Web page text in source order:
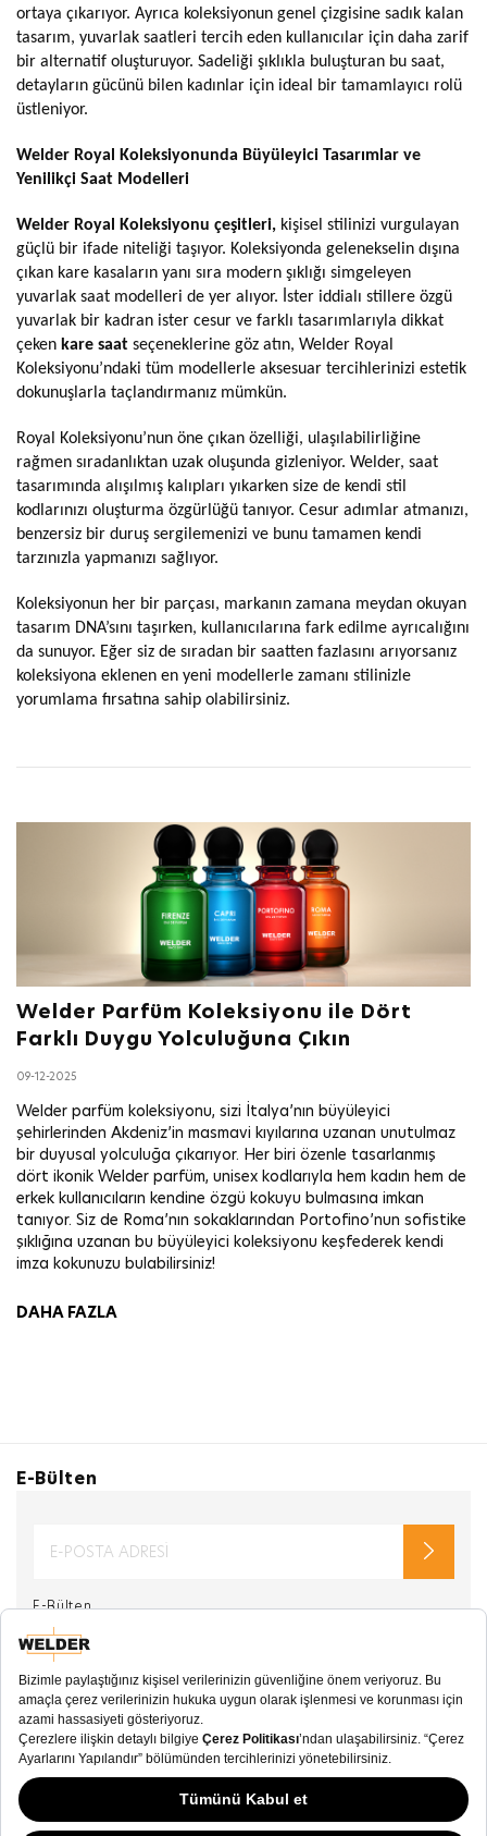
ortaya çıkarıyor. Ayrıca koleksiyonun genel çizgisine sadık kalan
tasarım, yuvarlak saatleri tercih eden kullanıcılar için daha zarif
bir alternatif oluşturuyor. Sadeliği şıklıkla buluşturan bu saat,
detayların gücünü bilen kadınlar için ideal bir tamamlayıcı rolü
üstleniyor.
Welder Royal Koleksiyonunda Büyüleyici Tasarımlar ve
Yenilikçi Saat Modelleri
Welder Royal Koleksiyonu çeşitleri, kişisel stilinizi vurgulayan
güçlü bir ifade niteliği taşıyor. Koleksiyonda gelenekselin dışına
çıkan kare kasaların yanı sıra modern şıklığı simgeleyen
yuvarlak saat modelleri de yer alıyor. İster iddialı stillere özgü
yuvarlak bir kadran ister cesur ve farklı tasarımlarıyla dikkat
çeken kare saat seçeneklerine göz atın, Welder Royal
Koleksiyonu’ndaki tüm modellerle aksesuar tercihlerinizi estetik
dokunuşlarla taçlandırmanız mümkün.
Royal Koleksiyonu’nun öne çıkan özelliği, ulaşılabilirliğine
rağmen sıradanlıktan uzak oluşunda gizleniyor. Welder, saat
tasarımında alışılmış kalıpları yıkarken size de kendi stil
kodlarınızı oluşturma özgürlüğü tanıyor. Cesur adımlar atmanızı,
benzersiz bir duruş sergilemenizi ve bunu tamamen kendi
tarzınızla yapmanızı sağlıyor.
Koleksiyonun her bir parçası, markanın zamana meydan okuyan
tasarım DNA’sını taşırken, kullanıcılarına fark edilme ayrıcalığını
da sunuyor. Eğer siz de sıradan bir saatten fazlasını arıyorsanız
koleksiyona eklenen en yeni modellerle zamanı stilinizle
yorumlama fırsatına sahip olabilirsiniz.
Welder Parfüm Koleksiyonu ile Dört
Farklı Duygu Yolculuğuna Çıkın
09-12-2025
Welder parfüm koleksiyonu, sizi İtalya’nın büyüleyici
şehirlerinden Akdeniz’in masmavi kıyılarına uzanan unutulmaz
bir duyusal yolculuğa çıkarıyor. Her biri özenle tasarlanmış
dört ikonik Welder parfüm, unisex kodlarıyla hem kadın hem de
erkek kullanıcıların kendine özgü kokuyu bulmasına imkan
tanıyor. Siz de Roma’nın sokaklarından Portofino’nun sofistike
şıklığına uzanan bu büyüleyici koleksiyonu keşfederek kendi
imza kokunuzu bulabilirsiniz!
DAHA FAZLA
E-Bülten
E-Bülten
Welder Watch ile ilgili kampanyalardan haberdar
olmak ve e-posta almak istiyorum.
İletişim amaçlıkişisel verileriminkullanılmasına
onay veriyorum. .
SOSYAL MEDYA
KATEGORİ